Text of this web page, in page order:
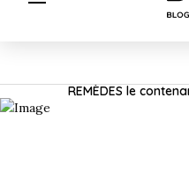
REMÈDES le